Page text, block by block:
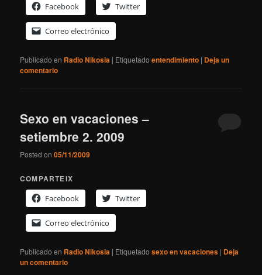
Facebook
Twitter
Correo electrónico
Publicado en Radio Nikosia | Etiquetado entendimiento | Deja un
comentario
Sexo en vacaciones –
setiembre 2. 2009
Posted on05/11/2009
COMPARTEIX
Facebook
Twitter
Correo electrónico
Publicado en Radio Nikosia | Etiquetado sexo en vacaciones | Deja
un comentario